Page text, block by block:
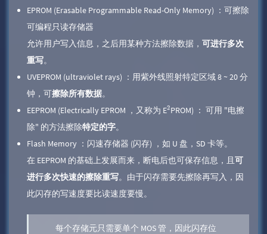
EPROM (Erasable Programmable Read-Only Memory) ：可擦除
可编程只读存储器
允许用户写入信息，之后用某种方法擦除数据， 可进行多次
重写。
UVEPROM (ultraviolet rays) ：用紫外线照射特定区域 8 ~ 20 分
钟，可擦除所有数据。
EEPROM (Electrically EPROM ，又称为 E2PROM) ： 可用 "电擦
除" 的方法擦除特定的字。
Flash Memory ：闪速存储器 (闪存) ，如 U 盘，SD 卡等。
在 EEPROM 的基础上发展而来，断电后也可保存信息，且可
进行多次快速的擦除重写。由于闪存需要先擦除再写入，因
此闪存的写速度要比读速度要慢。
每个存储元只需要单个 MOS 管，因此闪存位